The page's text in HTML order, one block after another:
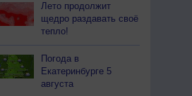
Лето продолжит
щедро раздавать своё
тепло!
Погода в
Екатеринбурге 5
августа